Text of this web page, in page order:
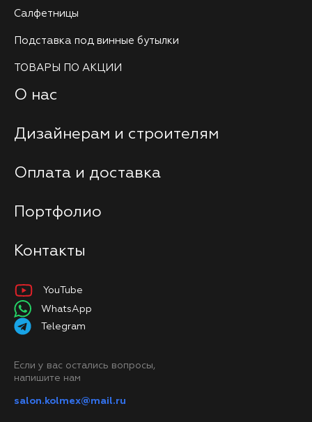
Салфетницы
Подставка под винные бутылки
ТОВАРЫ ПО АКЦИИ
О нас
Дизайнерам и строителям
Оплата и доставка
Портфолио
Контакты
YouTube
WhatsApp
Telegram
Если у вас остались вопросы,
напишите нам
salon.kolmex@mail.ru